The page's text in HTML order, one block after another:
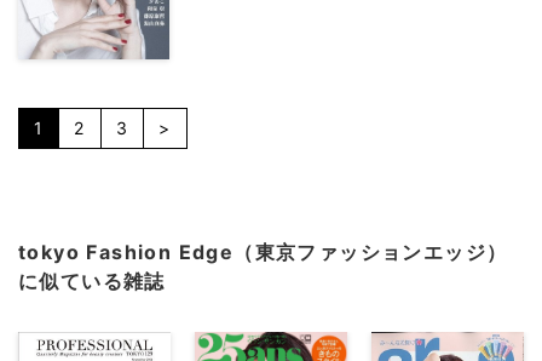
1 2 3 >
tokyo Fashion Edge（東京ファッションエッジ）
に似ている雑誌